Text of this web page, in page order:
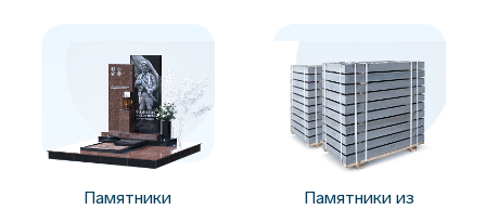
Памятники
Памятники из